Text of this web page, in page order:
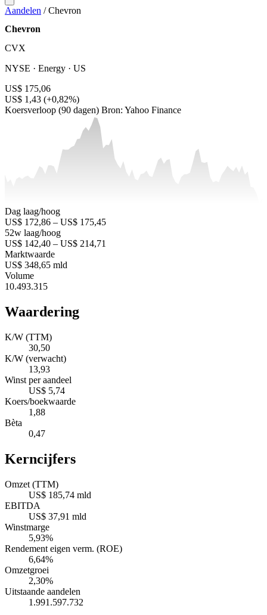
Aandelen / Chevron
Chevron
CVX
NYSE · Energy · US
US$ 175,06
US$ 1,43 (+0,82%)
Koersverloop (90 dagen) Bron: Yahoo Finance
Dag laag/hoog
US$ 172,86 – US$ 175,45
52w laag/hoog
US$ 142,40 – US$ 214,71
Marktwaarde
US$ 348,65 mld
Volume
10.493.315
Waardering
K/W (TTM)
30,50
K/W (verwacht)
13,93
Winst per aandeel
US$ 5,74
Koers/boekwaarde
1,88
Bèta
0,47
Kerncijfers
Omzet (TTM)
US$ 185,74 mld
EBITDA
US$ 37,91 mld
Winstmarge
5,93%
Rendement eigen verm. (ROE)
6,64%
Omzetgroei
2,30%
Uitstaande aandelen
1.991.597.732